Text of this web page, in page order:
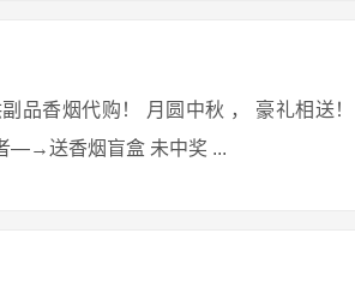
品香烟代购！ 月圆中秋 ， 豪礼相送！
—→送香烟盲盒 未中奖 ...